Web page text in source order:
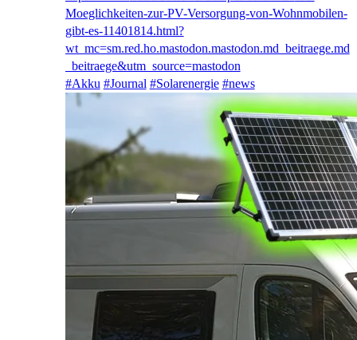
Moeglichkeiten-zur-PV-Versorgung-von-Wohnmobilen-
gibt-es-11401814.html?
wt_mc=sm.red.ho.mastodon.mastodon.md_beitraege.md
_beitraege&utm_source=mastodon
#Akku #Journal #Solarenergie #news